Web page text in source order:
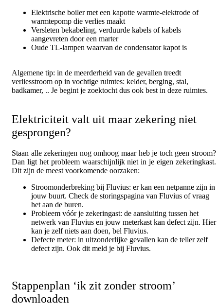
Elektrische boiler met een kapotte warmte-elektrode of
warmtepomp die verlies maakt
Versleten bekabeling, verduurde kabels of kabels
aangevreten door een marter
Oude TL-lampen waarvan de condensator kapot is
Algemene tip: in de meerderheid van de gevallen treedt
verliesstroom op in vochtige ruimtes: kelder, berging, stal,
badkamer, .. Je begint je zoektocht dus ook best in deze ruimtes.
Elektriciteit valt uit maar zekering niet
gesprongen?
Staan alle zekeringen nog omhoog maar heb je toch geen stroom?
Dan ligt het probleem waarschijnlijk niet in je eigen zekeringkast.
Dit zijn de meest voorkomende oorzaken:
Stroomonderbreking bij Fluvius: er kan een netpanne zijn in
jouw buurt. Check de storingspagina van Fluvius of vraag
het aan de buren.
Probleem vóór je zekeringast: de aansluiting tussen het
netwerk van Fluvius en jouw meterkast kan defect zijn. Hier
kan je zelf niets aan doen, bel Fluvius.
Defecte meter: in uitzonderlijke gevallen kan de teller zelf
defect zijn. Ook dit meld je bij Fluvius.
Stappenplan ‘ik zit zonder stroom’
downloaden